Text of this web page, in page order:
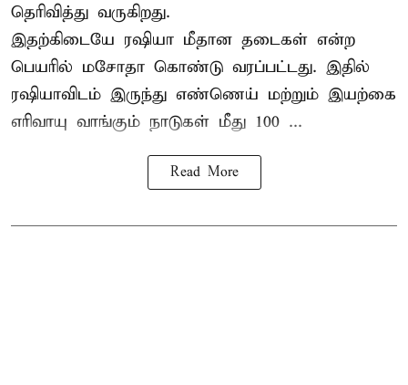
தெரிவித்து வருகிறது.
இதற்கிடையே ரஷியா மீதான தடைகள் என்ற
பெயரில் மசோதா கொண்டு வரப்பட்டது. இதில்
ரஷியாவிடம் இருந்து எண்ணெய் மற்றும் இயற்கை
எரிவாயு வாங்கும் நாடுகள் மீது 100 ...
Read More